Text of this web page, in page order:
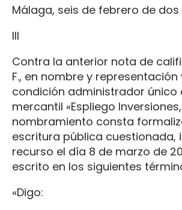
Málaga, seis de febrero de dos
III
Contra la anterior nota de
F., en nombre y representación
condición administrador único
mercantil «Espliego Inversiones,
nombramiento consta
escritura pública cuestionada,
recurso el día 8 de marzo de
escrito en los siguientes
«Digo: